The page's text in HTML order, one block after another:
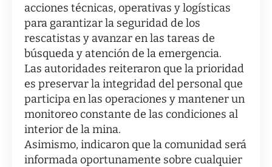
acciones técnicas, operativas y logísticas
para garantizar la seguridad de los
rescatistas y avanzar en las tareas de
búsqueda y atención de la emergencia.
Las autoridades reiteraron que la prioridad
es preservar la integridad del personal que
participa en las operaciones y mantener un
monitoreo constante de las condiciones al
interior de la mina.
Asimismo, indicaron que la comunidad será
informada oportunamente sobre cualquier